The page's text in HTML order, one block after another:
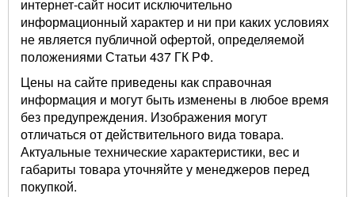
интернет-сайт носит исключительно
информационный характер и ни при каких условиях
не является публичной офертой, определяемой
положениями Статьи 437 ГК РФ.
Цены на сайте приведены как справочная
информация и могут быть изменены в любое время
без предупреждения. Изображения могут
отличаться от действительного вида товара.
Актуальные технические характеристики, вес и
габариты товара уточняйте у менеджеров перед
покупкой.